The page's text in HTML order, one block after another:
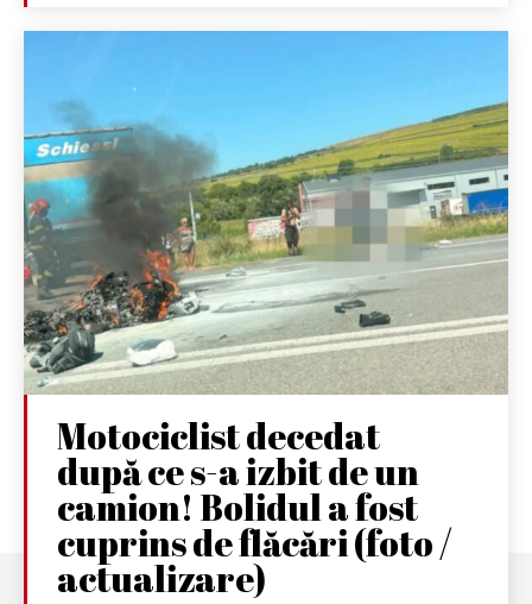
Motociclist decedat
după ce s-a izbit de un
camion! Bolidul a fost
cuprins de flăcări (foto /
actualizare)